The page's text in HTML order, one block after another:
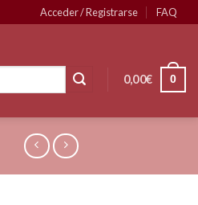
Acceder / Registrarse FAQ
0,00€ 0